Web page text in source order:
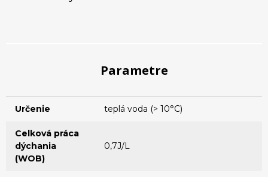
Parametre
Určenie teplá voda (> 10°C)
Celková práca
dýchania
(WOB)
0,7J/L